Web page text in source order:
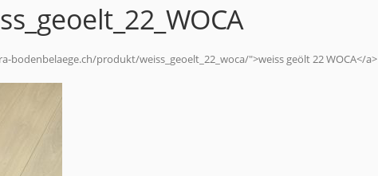
bodenbelaege.ch/produkt/weiss_geoelt_22_woca/">weiss geölt 22 WOCA</a>